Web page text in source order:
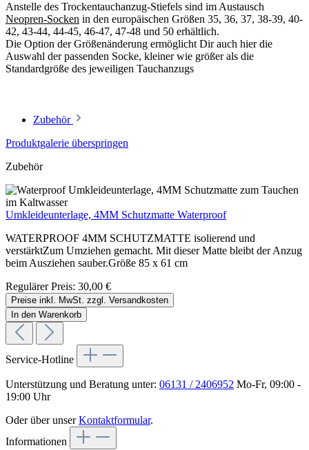
Anstelle des Trockentauchanzug-Stiefels sind im Austausch
Neopren-Socken in den europäischen Größen 35, 36, 37, 38-39, 40-
42, 43-44, 44-45, 46-47, 47-48 und 50 erhältlich.
Die Option der Größenänderung ermöglicht Dir auch hier die
Auswahl der passenden Socke, kleiner wie größer als die
Standardgröße des jeweiligen Tauchanzugs
Zubehör
Produktgalerie überspringen
Zubehör
Umkleideunterlage, 4MM Schutzmatte Waterproof
WATERPROOF 4MM SCHUTZMATTE isolierend und
verstärktZum Umziehen gemacht. Mit dieser Matte bleibt der Anzug
beim Ausziehen sauber.Größe 85 x 61 cm
Regulärer Preis: 30,00 €
Preise inkl. MwSt. zzgl. Versandkosten
In den Warenkorb
Service-Hotline
Unterstützung und Beratung unter: 06131 / 2406952 Mo-Fr, 09:00 -
19:00 Uhr
Oder über unserKontaktformular.
Informationen